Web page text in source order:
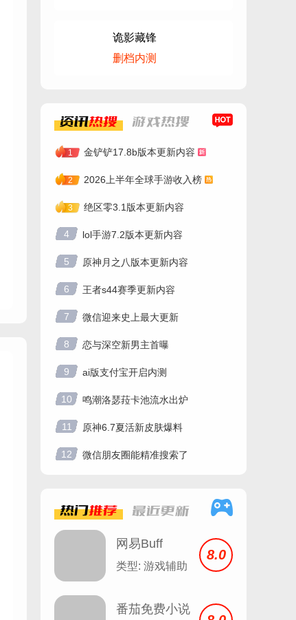
诡影藏锋
删档内测
资讯热搜 游戏热搜
1 金铲铲17.8b版本更新内容
2 2026上半年全球手游收入榜
3 绝区零3.1版本更新内容
4 lol手游7.2版本更新内容
5 原神月之八版本更新内容
6 王者s44赛季更新内容
7 微信迎来史上最大更新
8 恋与深空新男主首曝
9 ai版支付宝开启内测
10 鸣潮洛瑟菈卡池流水出炉
11 原神6.7夏活新皮肤爆料
12 微信朋友圈能精准搜索了
热门推荐 最近更新
网易Buff
类型: 游戏辅助
8.0
番茄免费小说